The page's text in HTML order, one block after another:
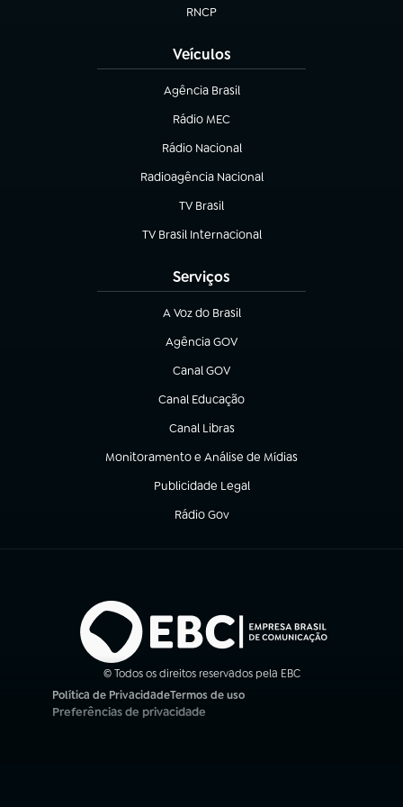
RNCP
(abre em nova aba)
Veículos
Agência Brasil
(abre em nova aba)
Rádio MEC
Rádio Nacional
(abre em nova aba)
Radioagência Nacional
(abre em nova aba)
TV Brasil
(abre em nova aba)
TV Brasil Internacional
(abre em nova aba)
Serviços
A Voz do Brasil
(abre em nova aba)
Agência GOV
(abre em nova aba)
Canal GOV
(abre em nova aba)
Canal Educação
(abre em nova aba)
Canal Libras
(abre em nova aba)
Monitoramento e Análise de Mídias
(abre em nova aba)
Publicidade Legal
(abre em nova aba)
Rádio Gov
(abre em nova aba)
© Todos os direitos reservados pela EBC
Política de Privacidade
(abre em nova aba)
Termos de uso
(abre em nova aba)
Preferências de privacidade